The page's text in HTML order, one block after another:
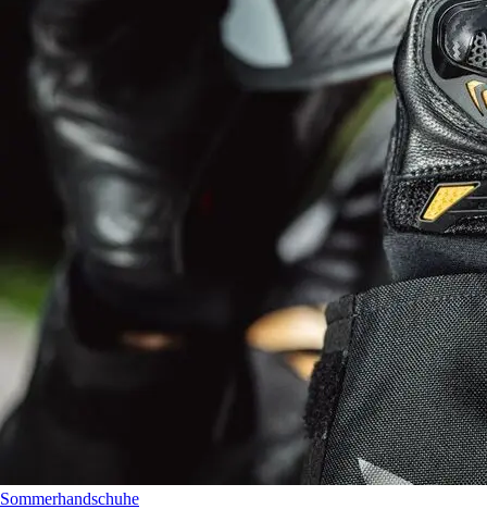
Sommerhandschuhe